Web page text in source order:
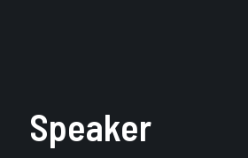
Speaker